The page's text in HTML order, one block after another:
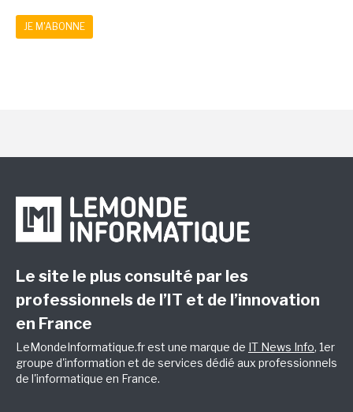
JE M'ABONNE
Le site le plus consulté par les
professionnels de l’IT et de l’innovation
en France
LeMondeInformatique.fr est une marque de IT News Info, 1er
groupe d'information et de services dédié aux professionnels
de l'informatique en France.